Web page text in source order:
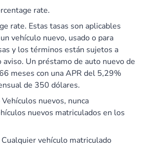
rate.
rate. Estas tasas son aplicables
vehículo nuevo, usado o para
y los términos están sujetos a
aviso. Un préstamo de auto nuevo de
meses con una APR del 5,29%
de 350 dólares.
nuevos, nunca
nuevos matriculados en los
vehículo matriculado